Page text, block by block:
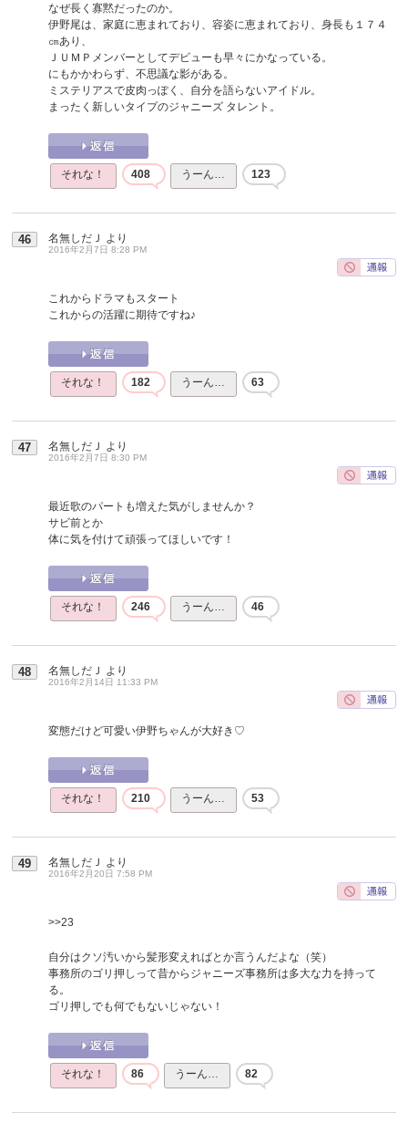
なぜ長く寡黙だったのか。
伊野尾は、家庭に恵まれており、容姿に恵まれており、身長も１７４
㎝あり、
ＪＵＭＰメンバーとしてデビューも早々にかなっている。
にもかかわらず、不思議な影がある。
ミステリアスで皮肉っぽく、自分を語らないアイドル。
まったく新しいタイプのジャニーズ タレント。
それな！ 408 うーん… 123
46 名無しだＪ より
2016年2月7日 8:28 PM
これからドラマもスタート
これからの活躍に期待ですね♪
それな！ 182 うーん… 63
47 名無しだＪ より
2016年2月7日 8:30 PM
最近歌のパートも増えた気がしませんか？
サビ前とか
体に気を付けて頑張ってほしいです！
それな！ 246 うーん… 46
48 名無しだＪ より
2016年2月14日 11:33 PM
変態だけど可愛い伊野ちゃんが大好き♡
それな！ 210 うーん… 53
49 名無しだＪ より
2016年2月20日 7:58 PM
>>23
自分はクソ汚いから髪形変えればとか言うんだよな（笑）
事務所のゴリ押しって昔からジャニーズ事務所は多大な力を持って
る。
ゴリ押しでも何でもないじゃない！
それな！ 86 うーん… 82